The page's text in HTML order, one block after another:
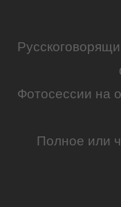
Фотосессии на
Полное или